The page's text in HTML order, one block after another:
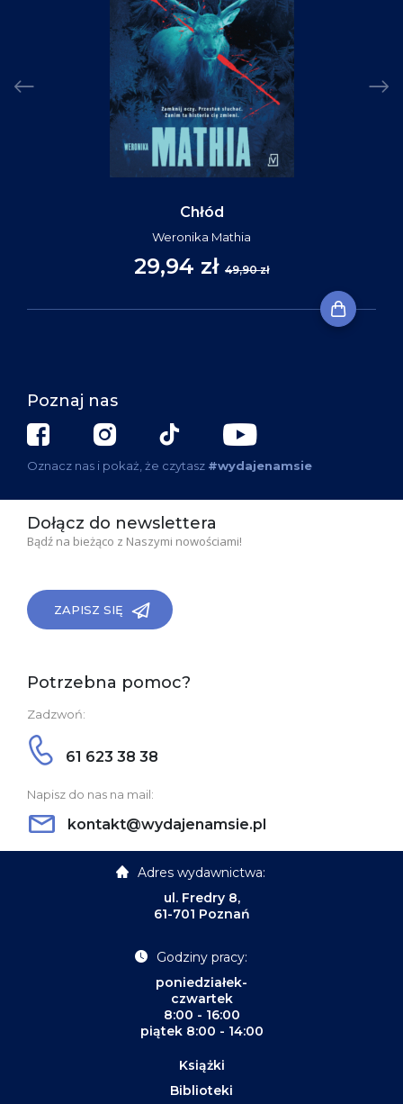
Chłód
Weronika Mathia
29,94 zł 49,90 zł
Poznaj nas
Oznacz nas i pokaż, że czytasz #wydajenamsie
Dołącz do newslettera
Bądź na bieżąco z Naszymi nowościami!
ZAPISZ SIĘ
Potrzebna pomoc?
Zadzwoń:
61 623 38 38
Napisz do nas na mail:
kontakt@wydajenamsie.pl
Adres wydawnictwa:
ul. Fredry 8,
61-701 Poznań
Godziny pracy:
poniedziałek-
czwartek
8:00 - 16:00
piątek 8:00 - 14:00
Książki
Biblioteki